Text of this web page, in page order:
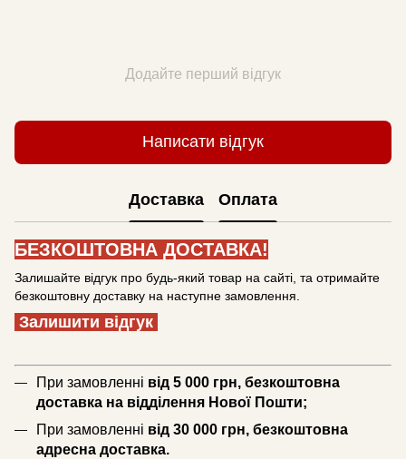
Додайте перший відгук
Написати відгук
Доставка Оплата
БЕЗКОШТОВНА ДОСТАВКА!
Залишайте відгук про будь-який товар на сайті, та отримайте
безкоштовну доставку на наступне замовлення.
Залишити відгук
При замовленні від 5 000 грн, безкоштовна
доставка на відділення Нової Пошти;
При замовленні від 30 000 грн, безкоштовна
адресна доставка.